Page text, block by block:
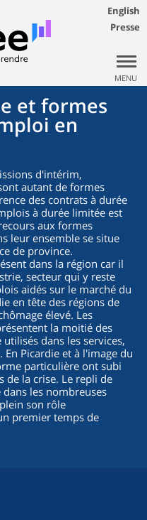
English
Presse
MENU
et formes
en
d'intérim,
autant de formes
des contrats à durée
à durée limitée est
aux formes
leur ensemble se situe
de province.
dans la région car il
secteur qui y reste
aidés sur le marché du
en tête des régions de
élevé. Les
la moitié des
dans les services,
Picardie et à l'image du
particulière ont subi
de la crise. Le repli de
les nombreuses
son rôle
premier temps de